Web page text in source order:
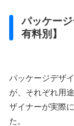
パッケー
有料別】
パッケージデザ
が、それぞれ用
ザイナーが実際
た。